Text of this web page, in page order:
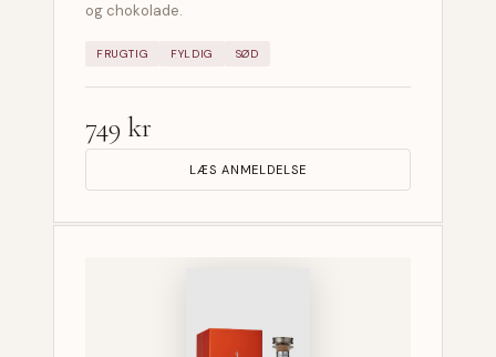
og chokolade.
FRUGTIG FYLDIG SØD
749 kr
LÆS ANMELDELSE